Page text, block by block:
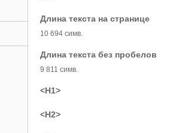
Длина текста на странице
10 694 симв.
Длина текста без пробелов
9 811 симв.
<H1>
<H2>